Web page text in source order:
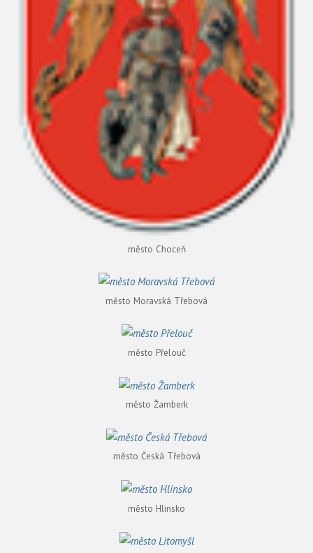
město Choceň
město Moravská Třebová
město Přelouč
město Žamberk
město Česká Třebová
město Hlinsko